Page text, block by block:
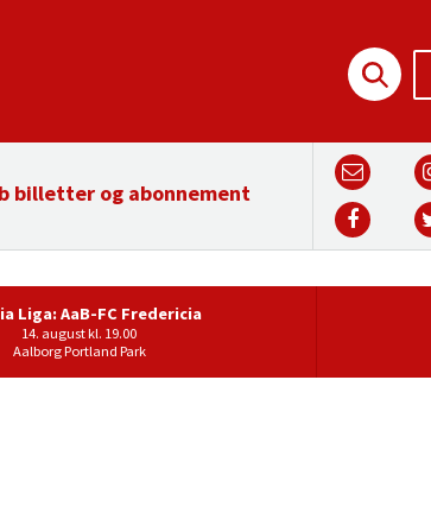
billetter og abonnement
Liga: AaB-FC Fredericia
14. august kl. 19.00
Aalborg Portland Park